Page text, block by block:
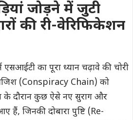
जोड़ने में जुटी
की री-वेरिफिकेशन
एसआईटी का पूरा ध्यान चढ़ावे की चोरी
(Conspiracy Chain) को
के दौरान कुछ ऐसे नए सुराग और
हैं, जिनकी दोबारा पुष्टि (Re-